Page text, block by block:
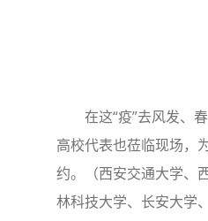
在这“疫”去风发、
高校代表也莅临现场，
约。（西安交通大学、
林科技大学、长安大学